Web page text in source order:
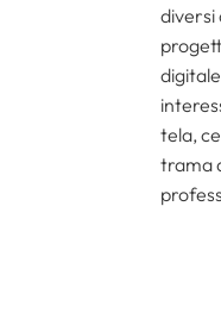
diversi
tela,
trama